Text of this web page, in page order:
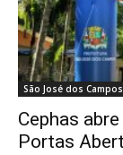
São José dos Campos
Cephas
Portas